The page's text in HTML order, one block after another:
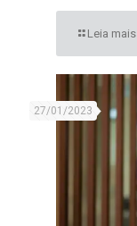
Leia mais
27/01/2023